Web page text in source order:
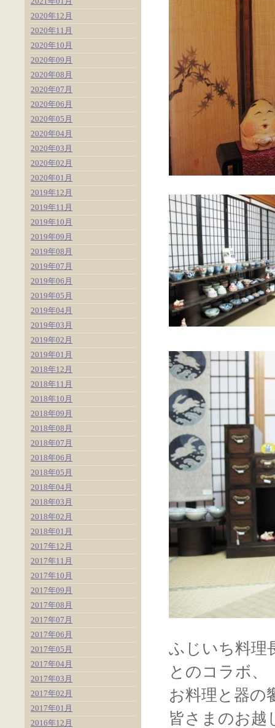
ふじいち料理
とのコラボ、
お料理と器の
皆さまのお越
2020年12月
2020年11月
2020年10月
2020年09月
2020年08月
2020年07月
2020年06月
2020年05月
2020年04月
2020年03月
2020年02月
2020年01月
2019年12月
2019年11月
2019年10月
2019年09月
2019年08月
2019年07月
2019年06月
2019年05月
2019年04月
2019年03月
2019年02月
2019年01月
2018年12月
2018年11月
2018年10月
2018年09月
2018年08月
2018年07月
2018年06月
2018年05月
2018年04月
2018年03月
2018年02月
2018年01月
2017年12月
2017年11月
2017年10月
2017年09月
2017年08月
2017年07月
2017年06月
2017年05月
2017年04月
2017年03月
2017年02月
2017年01月
2016年12月